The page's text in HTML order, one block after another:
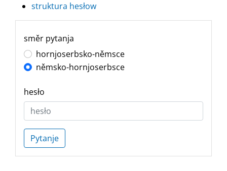
struktura hesłow
směr pytanja
hornjoserbsko-němsce
němsko-hornjoserbsce
hesło
Pytanje